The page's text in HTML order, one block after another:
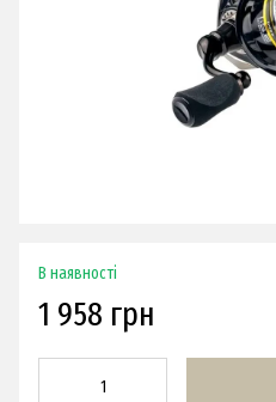
В наявності
1 958 грн